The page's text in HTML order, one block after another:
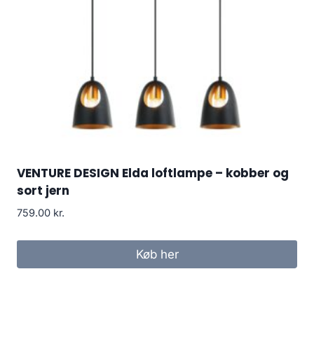
VENTURE DESIGN Elda loftlampe – kobber og
sort jern
759.00 kr.
Køb her